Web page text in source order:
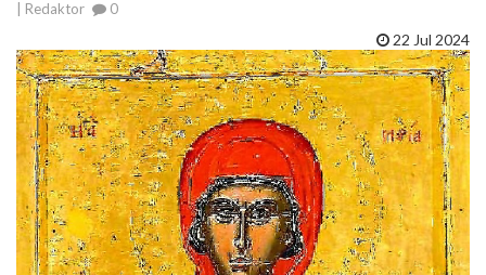
| Redaktor 0
22 Jul 2024